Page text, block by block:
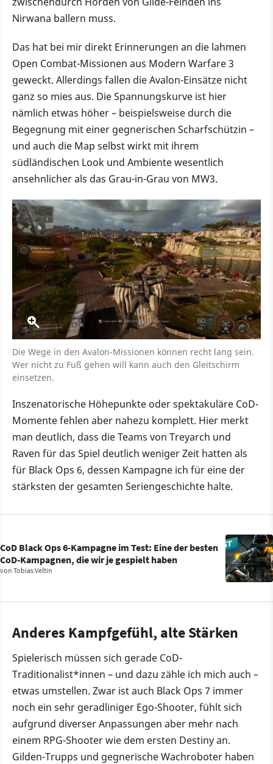
Nirwana ballern muss.
Das hat bei mir direkt Erinnerungen an die lahmen
Open Combat-Missionen aus Modern Warfare 3
geweckt. Allerdings fallen die Avalon-Einsätze nicht
ganz so mies aus. Die Spannungskurve ist hier
nämlich etwas höher – beispielsweise durch die
Begegnung mit einer gegnerischen Scharfschützin –
und auch die Map selbst wirkt mit ihrem
südländischen Look und Ambiente wesentlich
ansehnlicher als das Grau-in-Grau von MW3.
Die Wege in den Avalon-Missionen können recht lang sein.
Wer nicht zu Fuß gehen will kann auch den Gleitschirm
einsetzen.
Inszenatorische Höhepunkte oder spektakuläre CoD-
Momente fehlen aber nahezu komplett. Hier merkt
man deutlich, dass die Teams von Treyarch und
Raven für das Spiel deutlich weniger Zeit hatten als
für Black Ops 6, dessen Kampagne ich für eine der
stärksten der gesamten Seriengeschichte halte.
CoD Black Ops 6-Kampagne im Test: Eine der besten
CoD-Kampagnen, die wir je gespielt haben
von Tobias Veltin
Anderes Kampfgefühl, alte Stärken
Spielerisch müssen sich gerade CoD-
Traditionalist*innen – und dazu zähle ich mich auch –
etwas umstellen. Zwar ist auch Black Ops 7 immer
noch ein sehr geradliniger Ego-Shooter, fühlt sich
aufgrund diverser Anpassungen aber mehr nach
einem RPG-Shooter wie dem ersten Destiny an.
Gilden-Trupps und gegnerische Wachroboter haben